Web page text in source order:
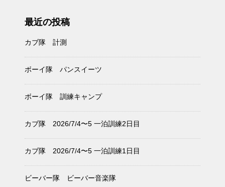
最近の投稿
カブ隊 計測
ボーイ隊 パンスイーツ
ボーイ隊 訓練キャンプ
カブ隊 2026/7/4〜5 一泊訓練2日目
カブ隊 2026/7/4〜5 一泊訓練1日目
ビーバー隊 ビーバー音楽隊